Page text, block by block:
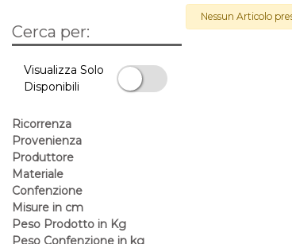
Cerca per:
Visualizza Solo
Disponibili
Ricorrenza
Provenienza
Produttore
Materiale
Confenzione
Misure in cm
Peso Prodotto in Kg
Peso Confenzione in kg
Nessun Articolo